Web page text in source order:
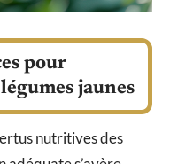
pour
jaunes
nutritives des